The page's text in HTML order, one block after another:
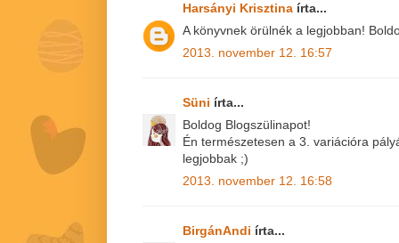
Harsányi Krisztina írta...
A könyvnek örülnék a legjobban!
2013. november 12. 16:57
Süni írta...
Boldog Blogszülinapot!
Én természetesen a 3. variációra
legjobbak ;)
2013. november 12. 16:58
BirgánAndi írta...